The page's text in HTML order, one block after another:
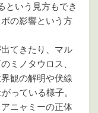
という見方もでき
の影響という方
てきたり、マル
ミノタウロス、
観の解明や伏線
っている様子。
ニャミーの正体